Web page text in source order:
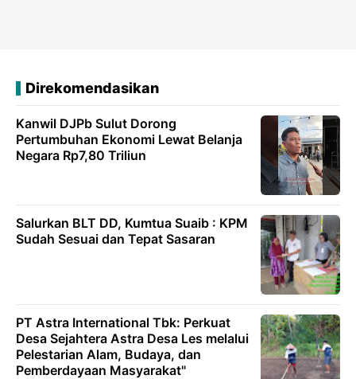
Direkomendasikan
Kanwil DJPb Sulut Dorong
Pertumbuhan Ekonomi Lewat Belanja
Negara Rp7,80 Triliun
Salurkan BLT DD, Kumtua Suaib : KPM
Sudah Sesuai dan Tepat Sasaran
PT Astra International Tbk: Perkuat
Desa Sejahtera Astra Desa Les melalui
Pelestarian Alam, Budaya, dan
Pemberdayaan Masyarakat"